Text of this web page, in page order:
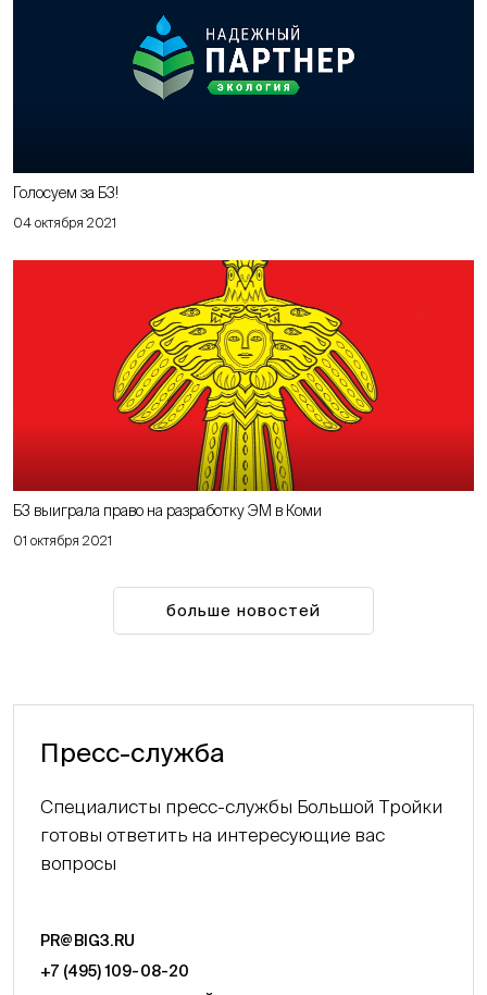
04 октября 2021
Голосуем за Б3!
01 октября 2021
Б3 выиграла право на разработку ЭМ в Коми
больше новостей
Пресс-служба
Специалисты пресс-службы Большой Тройки
готовы ответить на интересующие вас
вопросы
PR@BIG3.RU
+7 (495) 109-08-20